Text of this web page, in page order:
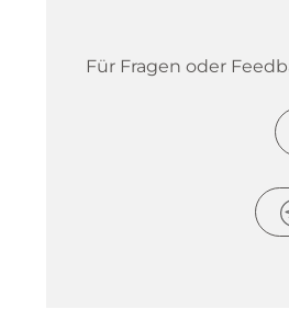
Für Fragen oder